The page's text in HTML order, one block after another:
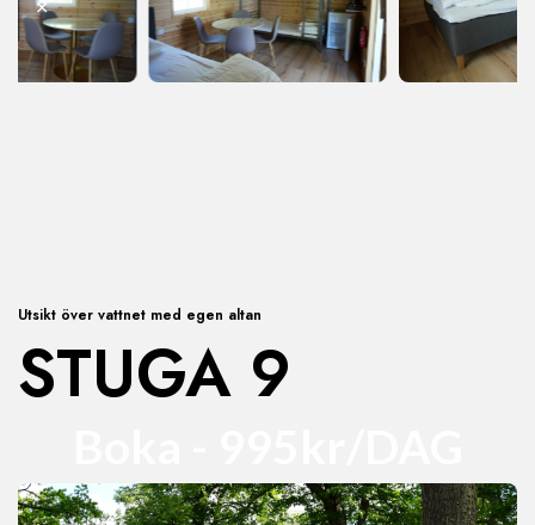
Utsikt över vattnet med egen altan
STUGA 9